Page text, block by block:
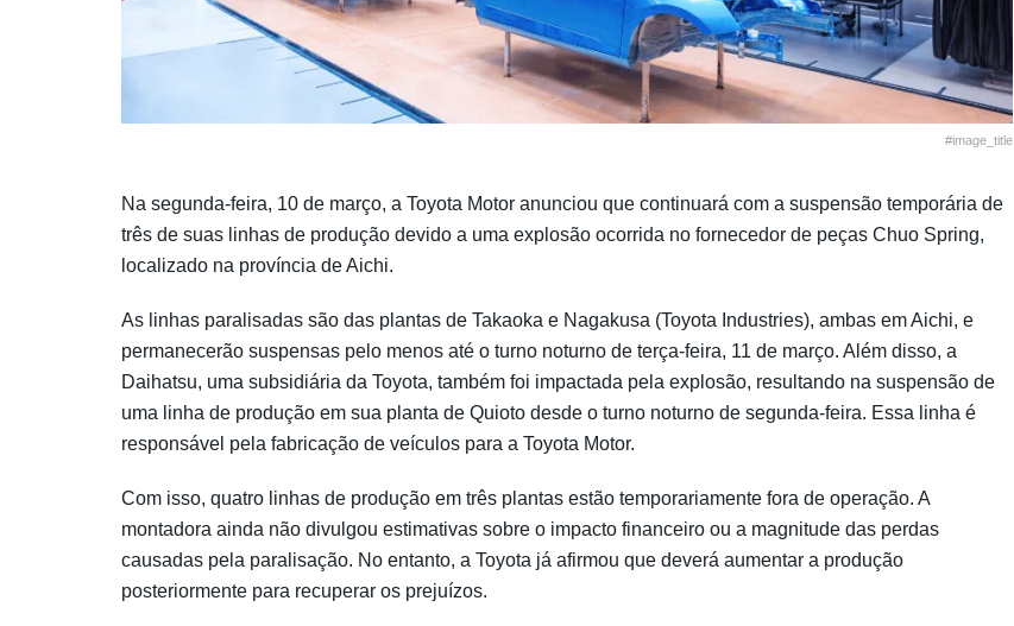
#image_title
Na segunda-feira, 10 de março, a Toyota Motor anunciou que continuará com a suspensão temporária de
três de suas linhas de produção devido a uma explosão ocorrida no fornecedor de peças Chuo Spring,
localizado na província de Aichi.
As linhas paralisadas são das plantas de Takaoka e Nagakusa (Toyota Industries), ambas em Aichi, e
permanecerão suspensas pelo menos até o turno noturno de terça-feira, 11 de março. Além disso, a
Daihatsu, uma subsidiária da Toyota, também foi impactada pela explosão, resultando na suspensão de
uma linha de produção em sua planta de Quioto desde o turno noturno de segunda-feira. Essa linha é
responsável pela fabricação de veículos para a Toyota Motor.
Com isso, quatro linhas de produção em três plantas estão temporariamente fora de operação. A
montadora ainda não divulgou estimativas sobre o impacto financeiro ou a magnitude das perdas
causadas pela paralisação. No entanto, a Toyota já afirmou que deverá aumentar a produção
posteriormente para recuperar os prejuízos.